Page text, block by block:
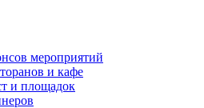
мероприятий
и кафе
и площадок